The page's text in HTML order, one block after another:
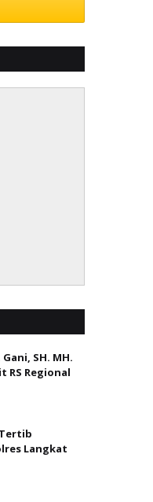
SH. MH.
RS Regional
Langkat